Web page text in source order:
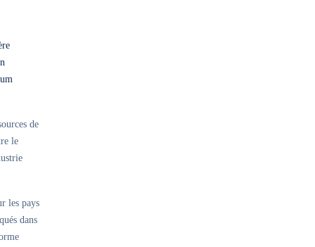
de
le
les pays
dans